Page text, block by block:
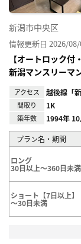
新潟市中央区
情報更新日 2026/
【オートロック
新潟マンスリーマ
アクセス 越後線「
間取り 1K
築年数 1994年
プラン名・期間
ロング
30日以上～360日未満
ショート【7日以上】
～30日未満